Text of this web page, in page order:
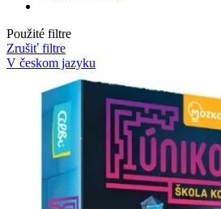
Použité filtre
Zrušiť filtre
V českom jazyku